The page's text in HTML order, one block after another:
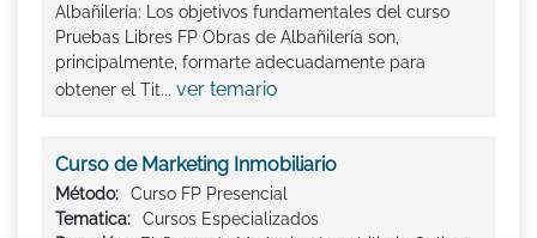
Albañilería: Los objetivos fundamentales del curso
Pruebas Libres FP Obras de Albañilería son,
principalmente, formarte adecuadamente para
obtener el Tit... ver temario
Curso de Marketing Inmobiliario
Método:
Curso FP Presencial
Tematica:
Cursos Especializados